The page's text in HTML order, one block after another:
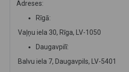
Adreses:
Rīgā:
Vaļņu iela 30, Rīga, LV-1050
Daugavpilī:
Balvu iela 7, Daugavpils, LV-5401